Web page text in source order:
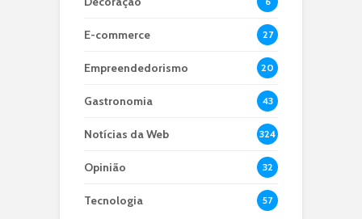
E-commerce 27
Empreendedorismo 20
Gastronomia 43
Notícias da Web 324
Opinião 32
Tecnologia 57